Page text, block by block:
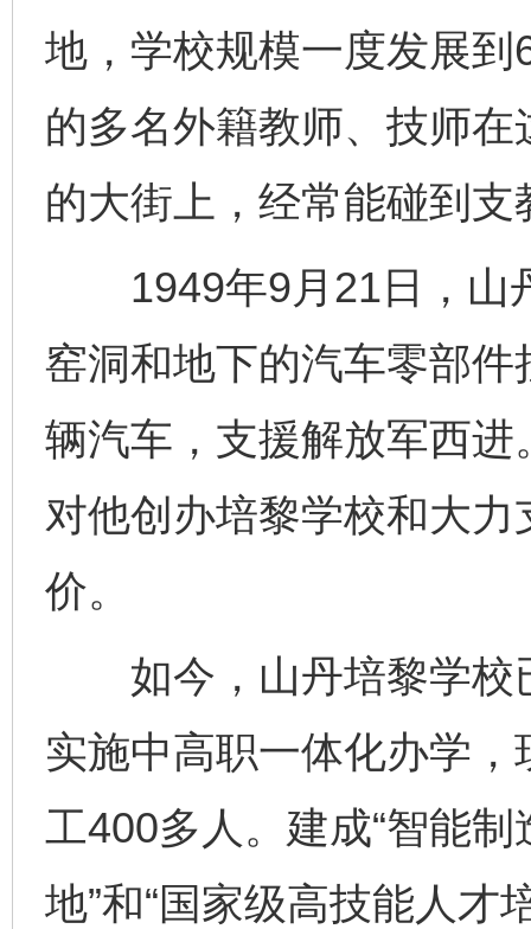
地，学校规模一度发展
的多名外籍教师、技师
的大街上，经常能碰到支
1949年9月21日，山
窑洞和地下的汽车零部
辆汽车，支援解放军西
对他创办培黎学校和大
价。
如今，山丹培黎学校
实施中高职一体化办学
工400多人。建成“智能
地”和“国家级高技能人才